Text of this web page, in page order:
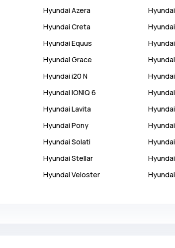
Hyundai Azera Hyundai
Hyundai Creta Hyundai
Hyundai Equus Hyundai
Hyundai Grace Hyundai
Hyundai i20 N Hyundai
Hyundai IONIQ 6 Hyundai
Hyundai Lavita Hyundai
Hyundai Pony Hyundai
Hyundai Solati Hyundai
Hyundai Stellar Hyundai
Hyundai Veloster Hyundai